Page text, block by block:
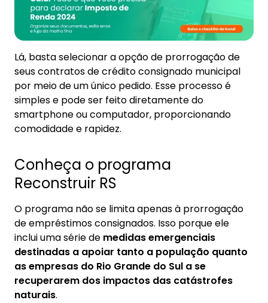
Lá, basta selecionar a opção de prorrogação de
seus contratos de crédito consignado municipal
por meio de um único pedido. Esse processo é
simples e pode ser feito diretamente do
smartphone ou computador, proporcionando
comodidade e rapidez.
Conheça o programa
Reconstruir RS
O programa não se limita apenas à prorrogação
de empréstimos consignados. Isso porque ele
inclui uma série de medidas emergenciais
destinadas a apoiar tanto a população quanto
as empresas do Rio Grande do Sul a se
recuperarem dos impactos das catástrofes
naturais.